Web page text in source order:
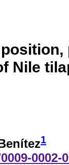
Nile
1
0002-